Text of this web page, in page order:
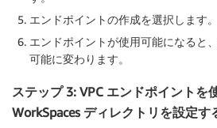
エンドポイントの作成を選択します。
エンドポイントが使用可能になると
可能に変わります。
ステップ 3: VPC エンドポイントを
WorkSpaces ディレクトリを設定す